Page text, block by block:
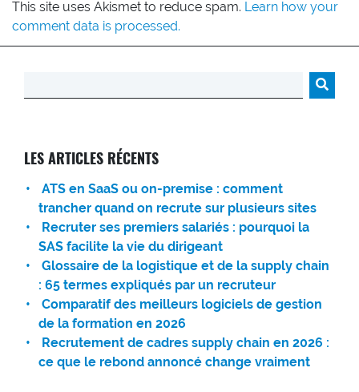
This site uses Akismet to reduce spam. Learn how your
comment data is processed.
LES ARTICLES RÉCENTS
ATS en SaaS ou on-premise : comment
trancher quand on recrute sur plusieurs sites
Recruter ses premiers salariés : pourquoi la
SAS facilite la vie du dirigeant
Glossaire de la logistique et de la supply chain
: 65 termes expliqués par un recruteur
Comparatif des meilleurs logiciels de gestion
de la formation en 2026
Recrutement de cadres supply chain en 2026 :
ce que le rebond annoncé change vraiment